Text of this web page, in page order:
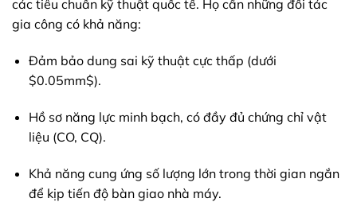
các tiêu chuẩn kỹ thuật quốc tế. Họ cần những đối tác
gia công có khả năng:
Đảm bảo dung sai kỹ thuật cực thấp (dưới
$0.05mm$).
Hồ sơ năng lực minh bạch, có đầy đủ chứng chỉ vật
liệu (CO, CQ).
Khả năng cung ứng số lượng lớn trong thời gian ngắn
để kịp tiến độ bàn giao nhà máy.